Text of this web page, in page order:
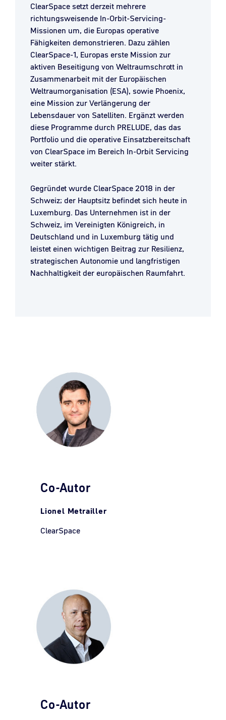
ClearSpace setzt derzeit mehrere
richtungsweisende In-Orbit-Servicing-
Missionen um, die Europas operative
Fähigkeiten demonstrieren. Dazu zählen
ClearSpace-1, Europas erste Mission zur
aktiven Beseitigung von Weltraumschrott in
Zusammenarbeit mit der Europäischen
Weltraumorganisation (ESA), sowie Phoenix,
eine Mission zur Verlängerung der
Lebensdauer von Satelliten. Ergänzt werden
diese Programme durch PRELUDE, das das
Portfolio und die operative Einsatzbereitschaft
von ClearSpace im Bereich In-Orbit Servicing
weiter stärkt.
Gegründet wurde ClearSpace 2018 in der
Schweiz; der Hauptsitz befindet sich heute in
Luxemburg. Das Unternehmen ist in der
Schweiz, im Vereinigten Königreich, in
Deutschland und in Luxemburg tätig und
leistet einen wichtigen Beitrag zur Resilienz,
strategischen Autonomie und langfristigen
Nachhaltigkeit der europäischen Raumfahrt.
Co-Autor
Lionel Metrailler
ClearSpace
Co-Autor